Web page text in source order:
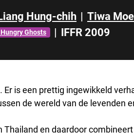
Hung-chih | Tiwa
Ghosts | IFFR 2009
is een prettig ingewikkeld
de wereld van de levenden
en daardoor